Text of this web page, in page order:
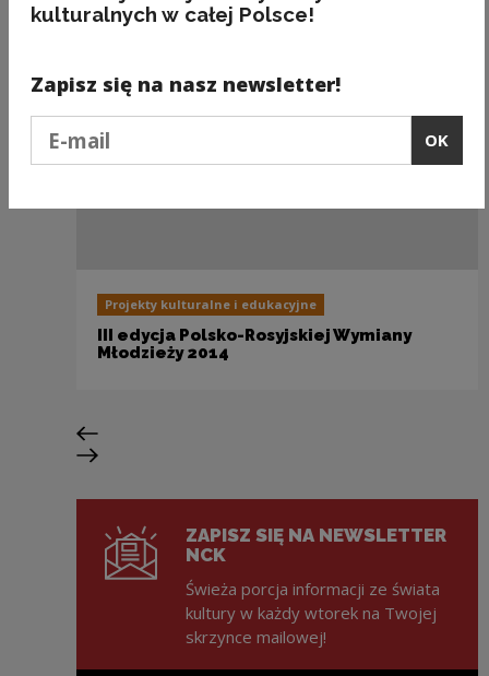
Projekty kulturalne i edukacyjne
III edycja Polsko-Rosyjskiej Wymiany
Młodzieży 2014
Previous slide
Next slide
ZAPISZ SIĘ NA NEWSLETTER
NCK
Świeża porcja informacji ze świata
kultury w każdy wtorek na Twojej
skrzynce mailowej!
kulturalnych w całej Polsce!
Zapisz się na nasz newsletter!
OK